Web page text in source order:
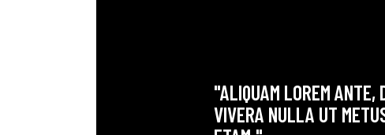
"ALIQUAM LOREM
VIVERA NULLA UT